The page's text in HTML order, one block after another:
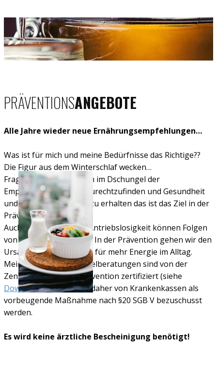
PRÄVENTIONSAN​GEBOTE
Alle Jahre wieder neue Ernährungsempfehlungen…
Was ist für mich und meine Bedürfnisse das Richtige??
Die Figur aus dem Winterschlaf wecken…
Fragen über Fragen, sich im Dschungel der
Empfehlungen besser zurechtzufinden und Gesundheit
und Leistungsfähigkeit zu erhalten das ist das Ziel in der
Prävention.
Auch Erschöpfung und Antriebslosigkeit können Folgen
von Fehlernährung sein. In der Prävention gehen wir den
Ursachen auf den Grund für mehr Energie im Alltag.
Meine individuellen Einzelberatungen sind von der
Zentralen Prüfstelle Prävention zertifiziert (siehe
Download) und können daher von Krankenkassen als
vorbeugende Maßnahme nach §20 SGB V bezuschusst
werden.
Es wird keine ärztliche Bescheinigung benötigt!